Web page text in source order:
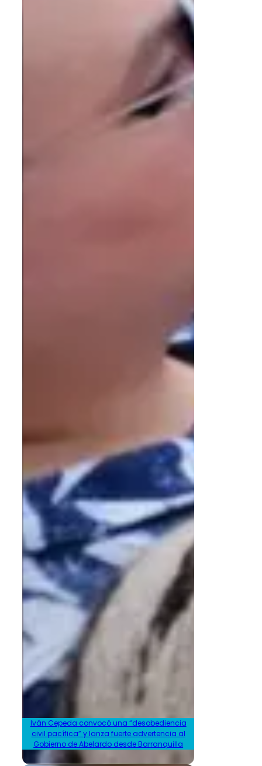
Iván Cepeda convocó una “desobediencia
civil pacífica” y lanza fuerte advertencia al
Gobierno de Abelardo desde Barranquilla